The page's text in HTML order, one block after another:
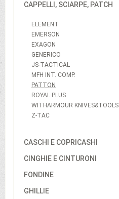
CAPPELLI, SCIARPE, PATCH
ELEMENT
EMERSON
EXAGON
GENERICO
JS-TACTICAL
MFH INT. COMP.
PATTON
ROYAL PLUS
WITHARMOUR KNIVES&TOOLS
Z-TAC
CASCHI E COPRICASHI
CINGHIE E CINTURONI
FONDINE
GHILLIE